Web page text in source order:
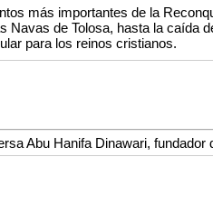
más importantes de la
Navas de Tolosa, hasta la caída
para los reinos cristianos.
Abu Hanifa Dinawari, fundador